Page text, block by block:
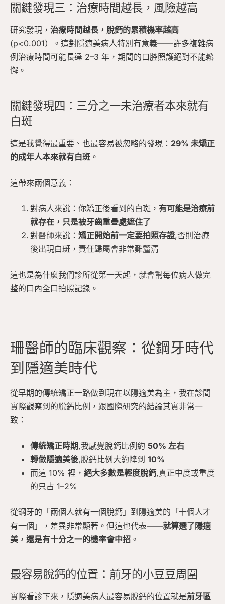
關鍵發現三：治療時間越長，風險越高
研究發現， 治療時間越長，脫鈣的累積機率越高
(p<0.001）。這對隱適美病人特別有意義——許多複雜病
例治療時間可能長達 2–3 年，期間的口腔照護絕對不能鬆
懈。
關鍵發現四：三分之一未治療者本來就有
白斑
這是我覺得最重要、也最容易被忽略的發現： 29% 未矯正
的成年人本來就有白斑 。
這帶來兩個意義：
對病人來說：你矯正後看到的白斑， 有可能是治療前
就存在，只是被牙齒重疊處遮住了
對醫師來說： 矯正開始前一定要拍照存證,否則治療
後出現白斑，責任歸屬會非常難釐清
這也是為什麼我們診所從第一天起，就會幫每位病人做完
整的口內全口拍照記錄。
珊醫師的臨床觀察：從鋼牙時代
到隱適美時代
從早期的傳統矯正一路做到現在以隱適美為主，我在診間
實際觀察到的脫鈣比例，跟國際研究的結論其實非常一
致：
傳統矯正時期,我感覺脫鈣比例約 50% 左右
轉做隱適美後,脫鈣比例大約降到 10%
而這 10% 裡， 絕大多數是輕度脫鈣,真正中度或重度
的只占 1–2%
從鋼牙的「兩個人就有一個脫鈣」到隱適美的「十個人才
有一個」，差異非常顯著。但這也代表——就算選了隱適
美，還是有十分之一的機率會中招 。
最容易脫鈣的位置：前牙的小豆豆周圍
實際看診下來，隱適美病人最容易脫鈣的位置就是前牙區